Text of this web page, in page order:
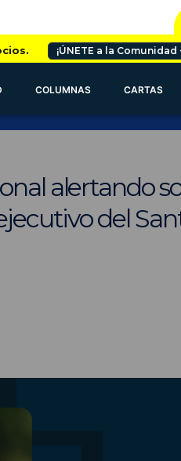
¡ÚNETE a la Comunidad
COLUMNAS CARTAS
alertando
del